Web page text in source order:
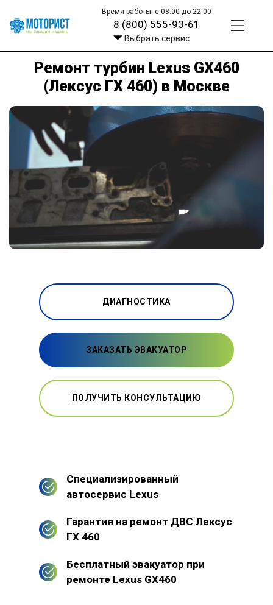
Время работы: с 08:00 до 22:00
8 (800) 555-93-61
Выбрать сервис
Ремонт турбин Lexus GX460
(Лексус ГХ 460) в Москве
ДИАГНОСТИКА
ЗАКАЗАТЬ ЭВАКУАТОР
ПОЛУЧИТЬ КОНСУЛЬТАЦИЮ
Специализированный
автосервис Lexus
Гарантия на ремонт ДВС Лексус
ГХ 460
Бесплатный эвакуатор при
ремонте Lexus GX460